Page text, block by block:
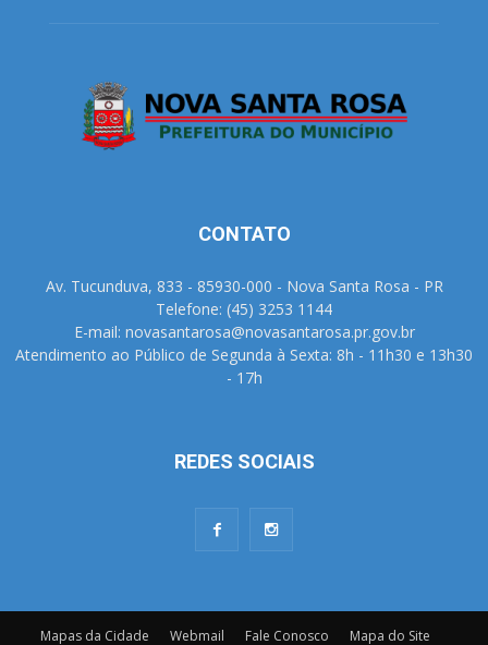
CONTATO
Av. Tucunduva, 833 - 85930-000 - Nova Santa Rosa - PR
Telefone: (45) 3253 1144
E-mail: novasantarosa@novasantarosa.pr.gov.br
Atendimento ao Público de Segunda à Sexta: 8h - 11h30 e 13h30
- 17h
REDES SOCIAIS
Mapas da Cidade Webmail Fale Conosco Mapa do Site